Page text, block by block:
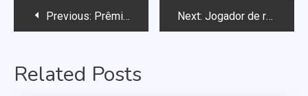
Navegação
Post
Previous: Prêmio da Globo para a diversidade sexual será discutido no Rio Next: Jogador de rúgbi hétero sofre AVC e acorda gay, larga profissão e torna-se cabeleireiro
Related Posts